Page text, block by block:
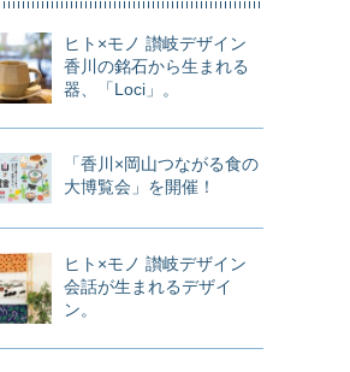
ヒト×モノ 讃岐デザイン
香川の銘石から生まれる
器、「Loci」。
「香川×岡山つながる食の
大博覧会」を開催！
ヒト×モノ 讃岐デザイン
会話が生まれるデザイ
ン。